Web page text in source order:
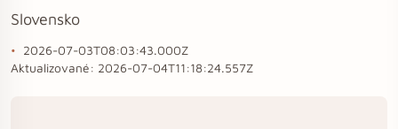
Slovensko
2026-07-03T08:03:43.000Z
Aktualizované: 2026-07-04T11:18:24.557Z